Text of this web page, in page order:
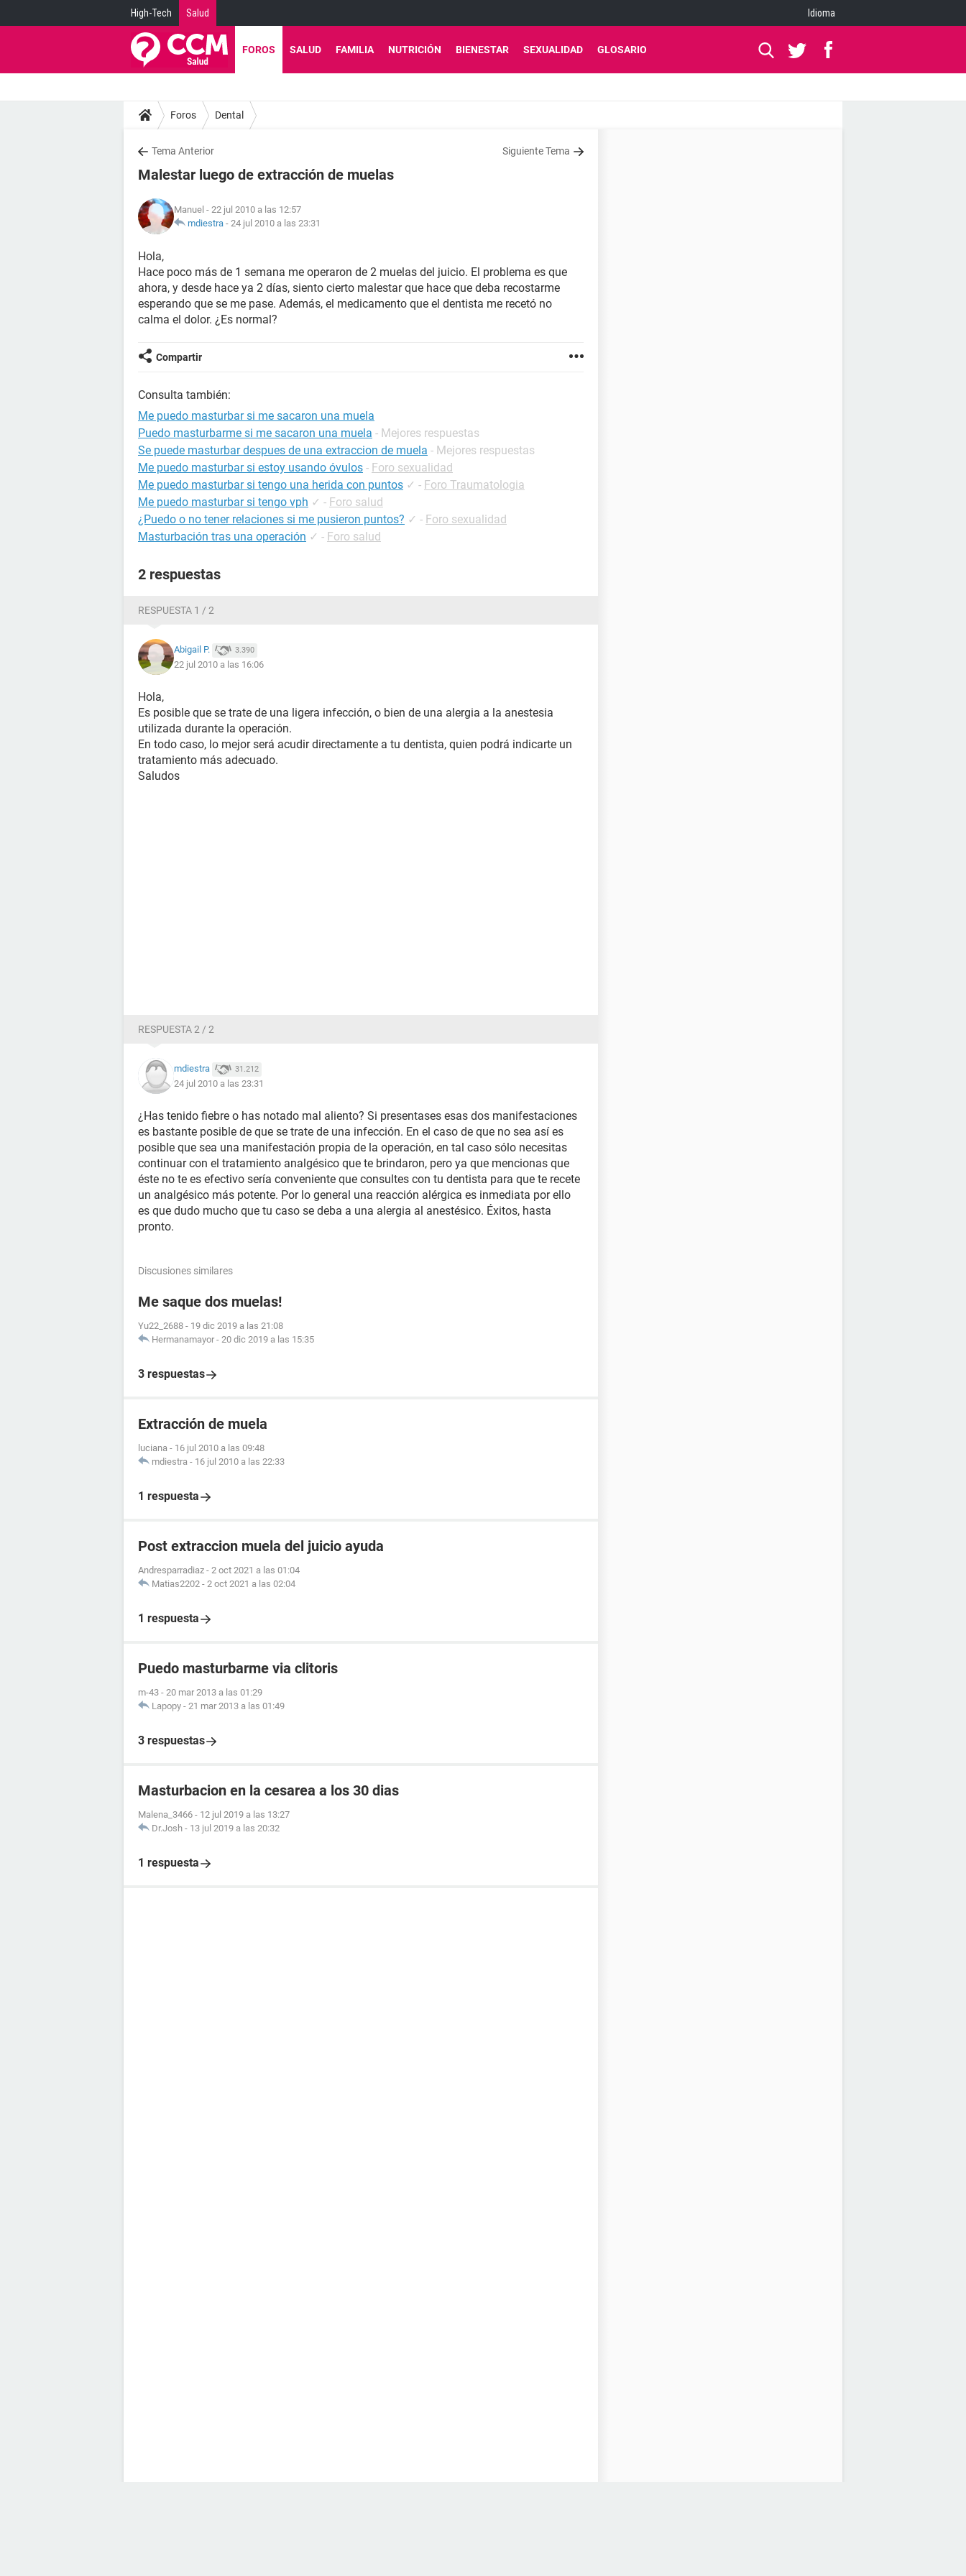
High-Tech Salud Idioma
FOROS SALUD FAMILIA NUTRICIÓN BIENESTAR SEXUALIDAD GLOSARIO
Foros Dental
Tema Anterior Siguiente Tema
Malestar luego de extracción de muelas
Manuel - 22 jul 2010 a las 12:57
mdiestra - 24 jul 2010 a las 23:31
Hola,
Hace poco más de 1 semana me operaron de 2 muelas del juicio. El problema es que
ahora, y desde hace ya 2 días, siento cierto malestar que hace que deba recostarme
esperando que se me pase. Además, el medicamento que el dentista me recetó no
calma el dolor. ¿Es normal?
Compartir
Consulta también:
Me puedo masturbar si me sacaron una muela
Puedo masturbarme si me sacaron una muela - Mejores respuestas
Se puede masturbar despues de una extraccion de muela - Mejores respuestas
Me puedo masturbar si estoy usando óvulos - Foro sexualidad
Me puedo masturbar si tengo una herida con puntos ✓ - Foro Traumatologia
Me puedo masturbar si tengo vph ✓ - Foro salud
¿Puedo o no tener relaciones si me pusieron puntos? ✓ - Foro sexualidad
Masturbación tras una operación ✓ - Foro salud
2 respuestas
RESPUESTA 1 / 2
Abigail P. 3.390
22 jul 2010 a las 16:06
Hola,
Es posible que se trate de una ligera infección, o bien de una alergia a la anestesia
utilizada durante la operación.
En todo caso, lo mejor será acudir directamente a tu dentista, quien podrá indicarte un
tratamiento más adecuado.
Saludos
RESPUESTA 2 / 2
mdiestra 31.212
24 jul 2010 a las 23:31
¿Has tenido fiebre o has notado mal aliento? Si presentases esas dos manifestaciones
es bastante posible de que se trate de una infección. En el caso de que no sea así es
posible que sea una manifestación propia de la operación, en tal caso sólo necesitas
continuar con el tratamiento analgésico que te brindaron, pero ya que mencionas que
éste no te es efectivo sería conveniente que consultes con tu dentista para que te recete
un analgésico más potente. Por lo general una reacción alérgica es inmediata por ello
es que dudo mucho que tu caso se deba a una alergia al anestésico. Éxitos, hasta
pronto.
Discusiones similares
Me saque dos muelas!
Yu22_2688 - 19 dic 2019 a las 21:08
Hermanamayor - 20 dic 2019 a las 15:35
3 respuestas
Extracción de muela
luciana - 16 jul 2010 a las 09:48
mdiestra - 16 jul 2010 a las 22:33
1 respuesta
Post extraccion muela del juicio ayuda
Andresparradiaz - 2 oct 2021 a las 01:04
Matias2202 - 2 oct 2021 a las 02:04
1 respuesta
Puedo masturbarme via clitoris
m-43 - 20 mar 2013 a las 01:29
Lapopy - 21 mar 2013 a las 01:49
3 respuestas
Masturbacion en la cesarea a los 30 dias
Malena_3466 - 12 jul 2019 a las 13:27
Dr.Josh - 13 jul 2019 a las 20:32
1 respuesta